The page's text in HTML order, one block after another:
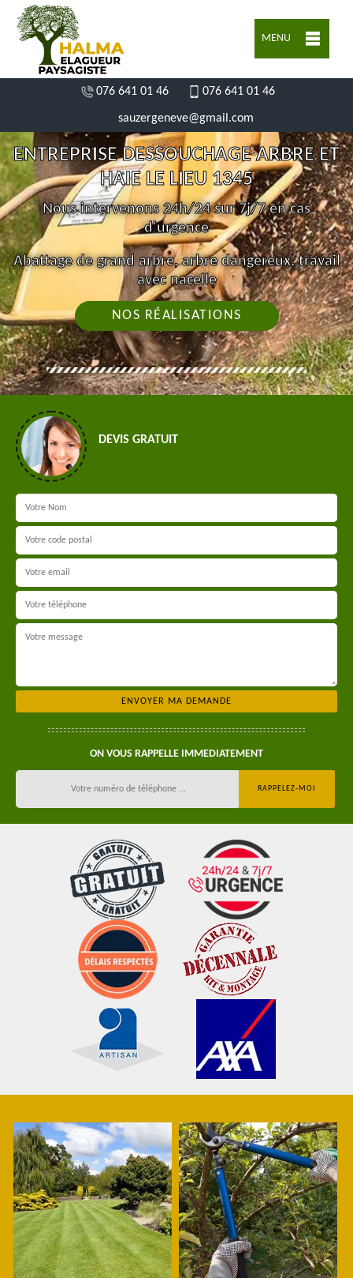
MENU
076 641 01 46 076 641 01 46
sauzergeneve@gmail.com
ENTREPRISE DESSOUCHAGE ARBRE ET
HAIE LE LIEU 1345
Nous intervenons 24h/24 sur 7j/7 en cas
d'urgence
Abattage de grand arbre, arbre dangereux, travail
avec nacelle
NOS RÉALISATIONS
DEVIS GRATUIT
ON VOUS RAPPELLE IMMEDIATEMENT